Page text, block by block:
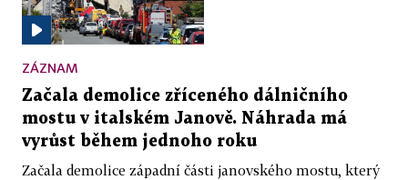
ZÁZNAM
Začala demolice zříceného dálničního
mostu v italském Janově. Náhrada má
vyrůst během jednoho roku
Začala demolice západní části janovského mostu, který